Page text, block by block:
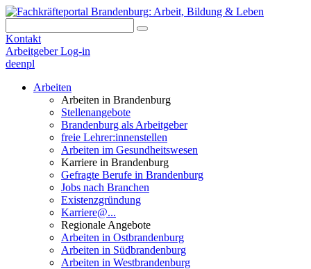
Kontakt
Arbeitgeber Log-in
deenpl
Arbeiten
Arbeiten in Brandenburg
Stellenangebote
Brandenburg als Arbeitgeber
freie Lehrer:innenstellen
Arbeiten im Gesundheitswesen
Karriere in Brandenburg
Gefragte Berufe in Brandenburg
Jobs nach Branchen
Existenzgründung
Karriere@...
Regionale Angebote
Arbeiten in Ostbrandenburg
Arbeiten in Südbrandenburg
Arbeiten in Westbrandenburg